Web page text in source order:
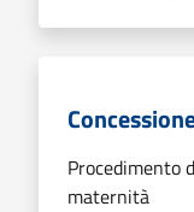
Procedimento
maternità